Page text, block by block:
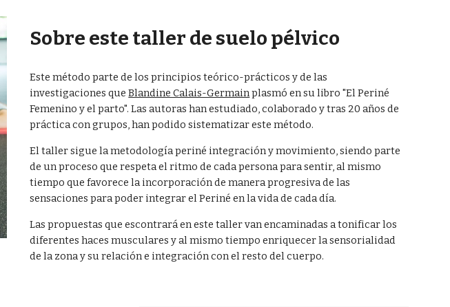
Sobre este taller de suelo pélvico
Este método parte de los principios teórico-prácticos y de las
investigaciones que Blandine Calais-Germain plasmó en su libro "El Periné
Femenino y el parto". Las autoras han estudiado, colaborado y tras 20 años de
práctica con grupos, han podido sistematizar este método.
El taller sigue la metodología periné integración y movimiento, siendo parte
de un proceso que respeta el ritmo de cada persona para sentir, al mismo
tiempo que favorece la incorporación de manera progresiva de las
sensaciones para poder integrar el Periné en la vida de cada día.
Las propuestas que escontrará en este taller van encaminadas a tonificar los
diferentes haces musculares y al mismo tiempo enriquecer la sensorialidad
de la zona y su relación e integración con el resto del cuerpo.